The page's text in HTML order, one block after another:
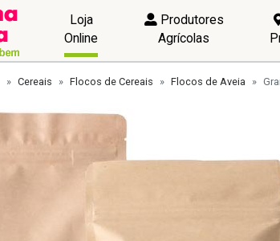
Loja
Online
Produtores
Agrícolas
Cereais Flocos de Cereais Flocos de Aveia